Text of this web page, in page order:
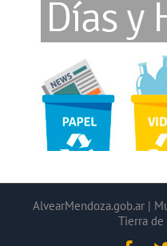
AlvearMendoza.gob.ar |
Tierra